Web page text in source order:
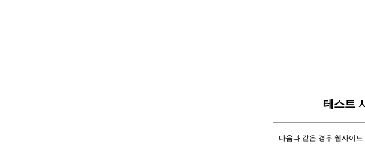
테스트
다음과 같은 경우 웹사이